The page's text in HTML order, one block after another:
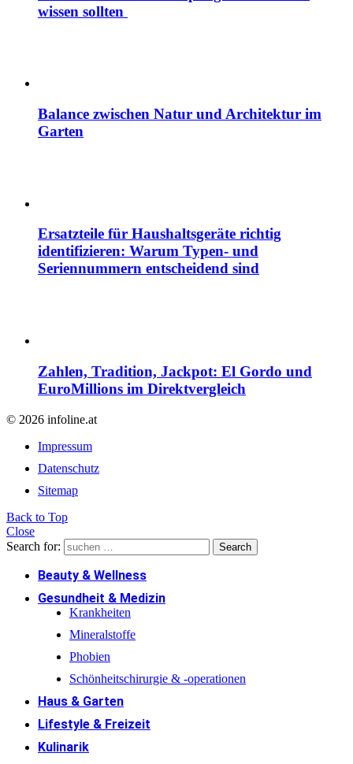
wissen sollten
Balance zwischen Natur und Architektur im
Garten
Ersatzteile für Haushaltsgeräte richtig
identifizieren: Warum Typen- und
Seriennummern entscheidend sind
Zahlen, Tradition, Jackpot: El Gordo und
EuroMillions im Direktvergleich
© 2026 infoline.at
Impressum
Datenschutz
Sitemap
Back to Top
Close
Search for:
Search
Beauty & Wellness
Gesundheit & Medizin
Krankheiten
Mineralstoffe
Phobien
Schönheitschirurgie & -operationen
Haus & Garten
Lifestyle & Freizeit
Kulinarik